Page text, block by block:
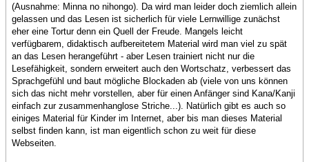
(Ausnahme: Minna no nihongo). Da wird man leider doch ziemlich allein
gelassen und das Lesen ist sicherlich für viele Lernwillige zunächst
eher eine Tortur denn ein Quell der Freude. Mangels leicht
verfügbarem, didaktisch aufbereitetem Material wird man viel zu spät
an das Lesen herangeführt - aber Lesen trainiert nicht nur die
Lesefähigkeit, sondern erweitert auch den Wortschatz, verbessert das
Sprachgefühl und baut mögliche Blockaden ab (viele von uns können
sich das nicht mehr vorstellen, aber für einen Anfänger sind Kana/Kanji
einfach zur zusammenhanglose Striche...). Natürlich gibt es auch so
einiges Material für Kinder im Internet, aber bis man dieses Material
selbst finden kann, ist man eigentlich schon zu weit für diese
Webseiten.